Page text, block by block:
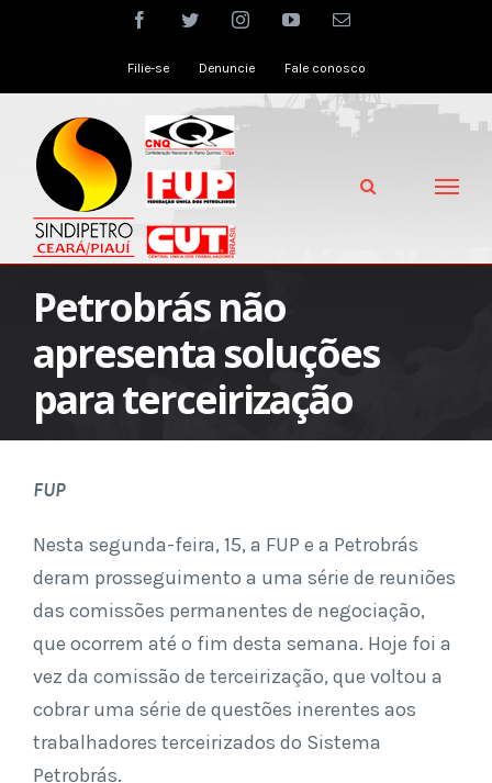
facebooktwitter instagramyoutubeEmail
Filie-se Denuncie Fale conosco
Petrobrás não
apresenta soluções
para terceirização
FUP
Nesta segunda-feira, 15, a FUP e a Petrobrás
deram prosseguimento a uma série de reuniões
das comissões permanentes de negociação,
que ocorrem até o fim desta semana. Hoje foi a
vez da comissão de terceirização, que voltou a
cobrar uma série de questões inerentes aos
trabalhadores terceirizados do Sistema
Petrobrás.